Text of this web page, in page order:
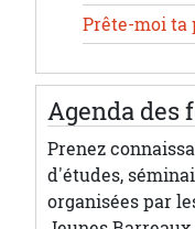
Prête-moi ta
Agenda des
Prenez
d'études,
organisées par